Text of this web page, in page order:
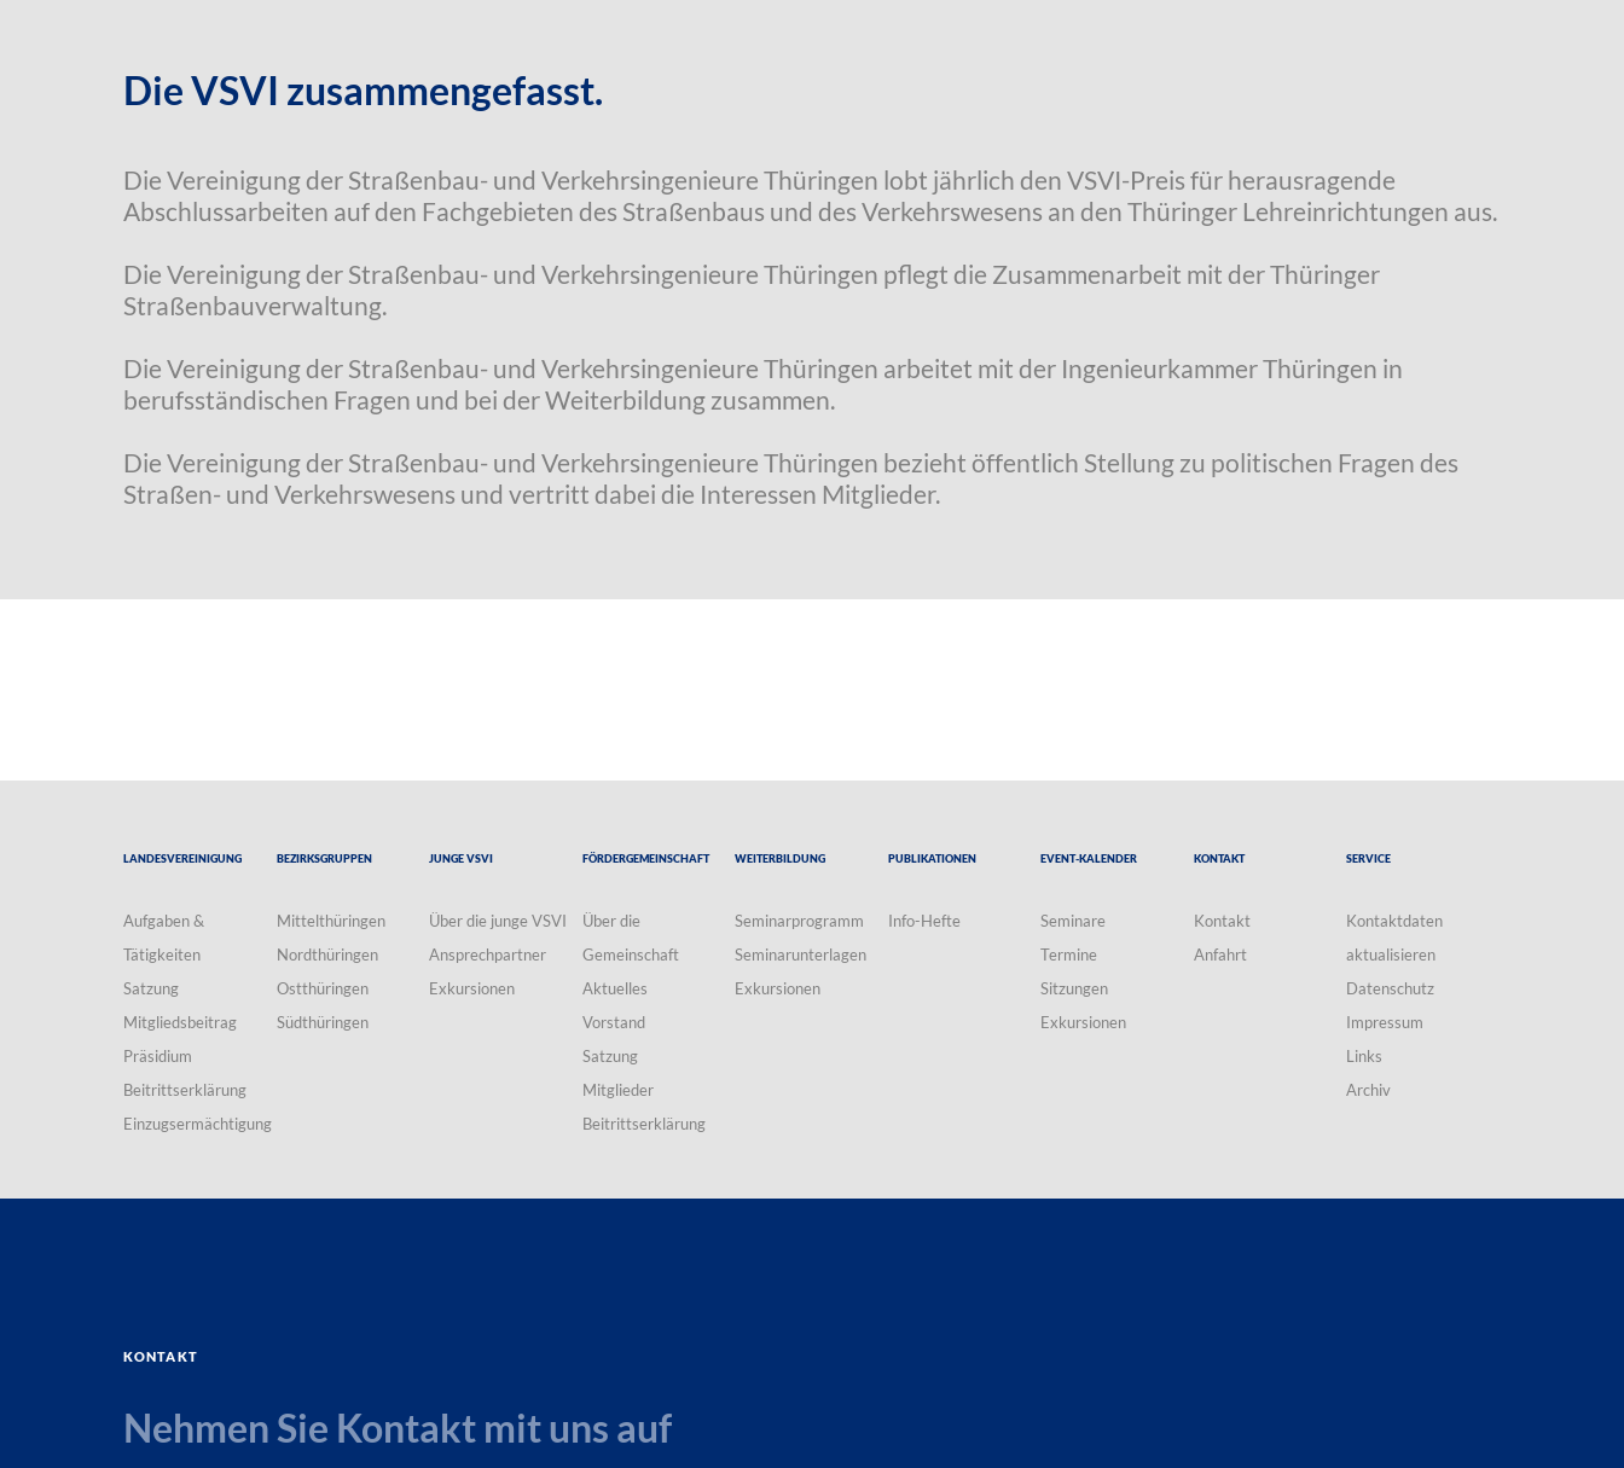
Die VSVI zusammengefasst.
Die Vereinigung der Straßenbau- und Verkehrsingenieure Thüringen lobt jährlich den VSVI-Preis für herausragende
Abschlussarbeiten auf den Fachgebieten des Straßenbaus und des Verkehrswesens an den Thüringer Lehreinrichtungen aus.
Die Vereinigung der Straßenbau- und Verkehrsingenieure Thüringen pflegt die Zusammenarbeit mit der Thüringer
Straßenbauverwaltung.
Die Vereinigung der Straßenbau- und Verkehrsingenieure Thüringen arbeitet mit der Ingenieurkammer Thüringen in
berufsständischen Fragen und bei der Weiterbildung zusammen.
Die Vereinigung der Straßenbau- und Verkehrsingenieure Thüringen bezieht öffentlich Stellung zu politischen Fragen des
Straßen- und Verkehrswesens und vertritt dabei die Interessen Mitglieder.
Landesvereinigung
Aufgaben &
Tätigkeiten
Satzung
Mitgliedsbeitrag
Präsidium
Beitrittserklärung
Einzugsermächtigung
Bezirksgruppen
Mittelthüringen
Nordthüringen
Ostthüringen
Südthüringen
Junge VSVI
Über die junge VSVI
Ansprechpartner
Exkursionen
Fördergemeinschaft
Über die
Gemeinschaft
Aktuelles
Vorstand
Satzung
Mitglieder
Beitrittserklärung
Weiterbildung
Seminarprogramm
Seminarunterlagen
Exkursionen
Publikationen
Info-Hefte
Event-Kalender
Seminare
Termine
Sitzungen
Exkursionen
Kontakt
Kontakt
Anfahrt
Service
Kontaktdaten
aktualisieren
Datenschutz
Impressum
Links
Archiv
Kontakt
Nehmen Sie Kontakt mit uns auf